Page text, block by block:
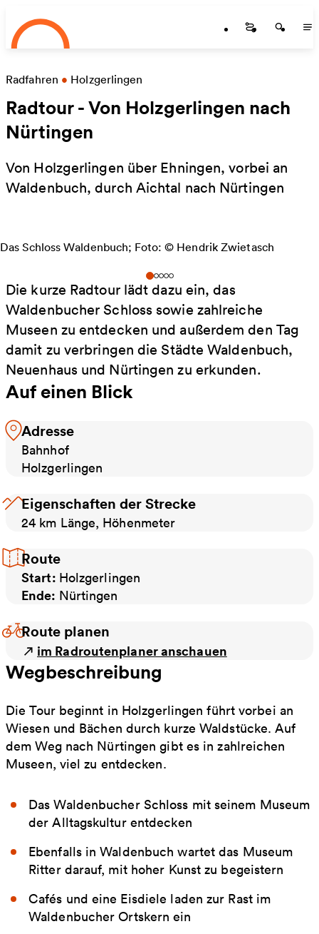
Zum Hauptinhalt springen
Startseite
Radfahren • Holzgerlingen
Radtour - Von Holzgerlingen nach
Nürtingen
Von Holzgerlingen über Ehningen, vorbei an
Waldenbuch, durch Aichtal nach Nürtingen
Das Schloss Waldenbuch; Foto: © Hendrik Zwietasch
Die kurze Radtour lädt dazu ein, das
Waldenbucher Schloss sowie zahlreiche
Museen zu entdecken und außerdem den Tag
damit zu verbringen die Städte Waldenbuch,
Neuenhaus und Nürtingen zu erkunden.
Auf einen Blick
Adresse
Bahnhof
Holzgerlingen
Eigenschaften der Strecke
24 km Länge, Höhenmeter
Route
Start: Holzgerlingen
Ende: Nürtingen
Route planen
im Radroutenplaner anschauen
Wegbeschreibung
Die Tour beginnt in Holzgerlingen führt vorbei an
Wiesen und Bächen durch kurze Waldstücke. Auf
dem Weg nach Nürtingen gibt es in zahlreichen
Museen, viel zu entdecken.
Das Waldenbucher Schloss mit seinem Museum
der Alltagskultur entdecken
Ebenfalls in Waldenbuch wartet das Museum
Ritter darauf, mit hoher Kunst zu begeistern
Cafés und eine Eisdiele laden zur Rast im
Waldenbucher Ortskern ein